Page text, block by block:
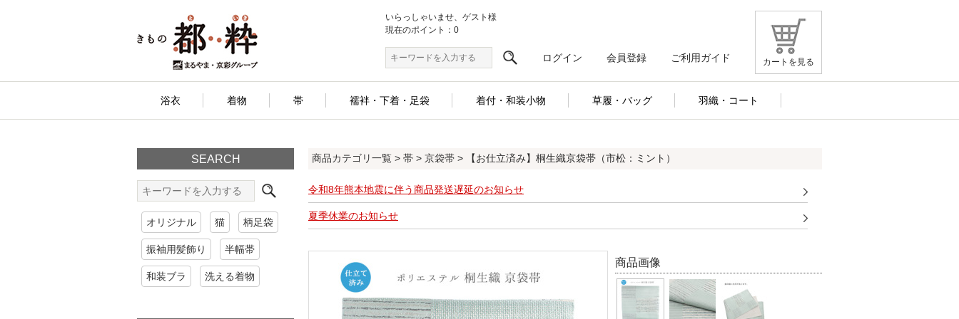
カートを見る
いらっしゃいませ、ゲスト様
現在のポイント：0
ログイン 会員登録 ご利用ガイド
浴衣 着物 帯 襦袢・下着・足袋 着付・和装小物 草履・バッグ 羽織・コート
SEARCH
オリジナル 猫 柄足袋
振袖用髪飾り 半幅帯
和装ブラ 洗える着物
商品カテゴリ一覧 > 帯 > 京袋帯 > 【お仕立済み】桐生織京袋帯（市松：ミント）
令和8年熊本地震に伴う商品発送遅延のお知らせ
夏季休業のお知らせ
商品画像